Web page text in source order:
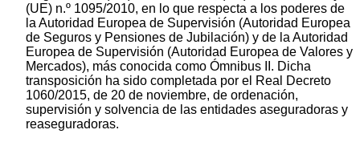
(UE) n.º 1095/2010, en lo que respecta a los poderes de
la Autoridad Europea de Supervisión (Autoridad Europea
de Seguros y Pensiones de Jubilación) y de la Autoridad
Europea de Supervisión (Autoridad Europea de Valores y
Mercados), más conocida como Ómnibus II. Dicha
transposición ha sido completada por el Real Decreto
1060/2015, de 20 de noviembre, de ordenación,
supervisión y solvencia de las entidades aseguradoras y
reaseguradoras.